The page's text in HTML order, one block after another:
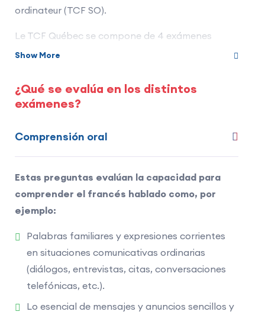
ordinateur (TCF SO).
Le TCF Québec se compone de 4 exámenes
modulares que evalúan las competencias en
su propia conveniencia, puede elegir realizar 1, 2,
3 o 4 pruebas de entre las siguientes :
preguntas de tipo test (4 respuestas
propuestas y una sola correcta). Duración: 35
minutos.
Comprensión escrita :Examen colectivo: 39
preguntas de tipo test (4 respuestas
propuestas y una sola correcta). Duración: 60
minutos.
Expresión escrita :Examen colectivo: 3
ejercicios. Duración: 60 minutos.
Expresión oral :Examen individual cara a cara
Show More
¿Qué se evalúa en los distintos
exámenes?
Comprensión oral
Estas preguntas evalúan la capacidad para
comprender el francés hablado como, por
ejemplo:
Palabras familiares y expresiones corrientes
en situaciones comunicativas ordinarias
(diálogos, entrevistas, citas, conversaciones
telefónicas, etc.).
Lo esencial de mensajes y anuncios sencillos y